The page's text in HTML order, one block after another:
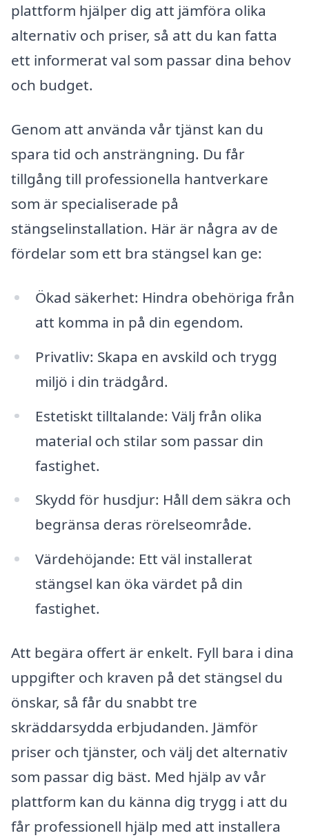
plattform hjälper dig att jämföra olika
alternativ och priser, så att du kan fatta
ett informerat val som passar dina behov
och budget.
Genom att använda vår tjänst kan du
spara tid och ansträngning. Du får
tillgång till professionella hantverkare
som är specialiserade på
stängselinstallation. Här är några av de
fördelar som ett bra stängsel kan ge:
Ökad säkerhet: Hindra obehöriga från
att komma in på din egendom.
Privatliv: Skapa en avskild och trygg
miljö i din trädgård.
Estetiskt tilltalande: Välj från olika
material och stilar som passar din
fastighet.
Skydd för husdjur: Håll dem säkra och
begränsa deras rörelseområde.
Värdehöjande: Ett väl installerat
stängsel kan öka värdet på din
fastighet.
Att begära offert är enkelt. Fyll bara i dina
uppgifter och kraven på det stängsel du
önskar, så får du snabbt tre
skräddarsydda erbjudanden. Jämför
priser och tjänster, och välj det alternativ
som passar dig bäst. Med hjälp av vår
plattform kan du känna dig trygg i att du
får professionell hjälp med att installera